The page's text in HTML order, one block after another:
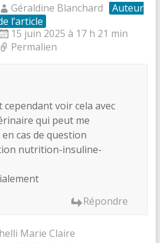
Géraldine Blanchard
Auteur
l’article
15 juin 2025 à 17 h 21 min
Permalien
voir cela avec
qui peut me
cas de question
nutrition-insuline-
Répondre
Marie Claire